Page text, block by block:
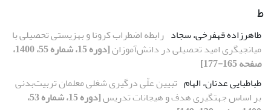
ط
طاهرزاده قهفرخی، سجاد رابطه اضطراب کرونا و بهزیستی تحصیلی با
میانجیگری امید تحصیلی در دانش‌آموزان
[دوره 15، شماره 55، 1400،
صفحه 165-177]
طباطبایی عدنان، الهام تبیین علّی درگیری شغلی معلمان تربیت‌بدنی
بر اساس جهت‏گیری هدف و هیجانات تدریس
[دوره 15، شماره 53،